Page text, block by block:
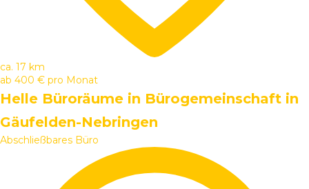
ca. 17 km
ab 400 € pro Monat
Helle Büroräume in Bürogemeinschaft in
Gäufelden-Nebringen
Abschließbares Büro